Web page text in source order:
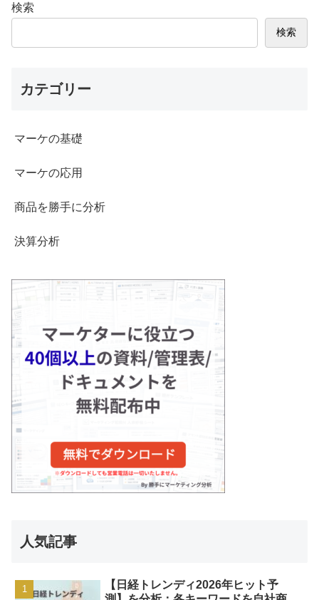
検索
検索
カテゴリー
マーケの基礎
マーケの応用
商品を勝手に分析
決算分析
人気記事
【日経トレンディ2026年ヒット予